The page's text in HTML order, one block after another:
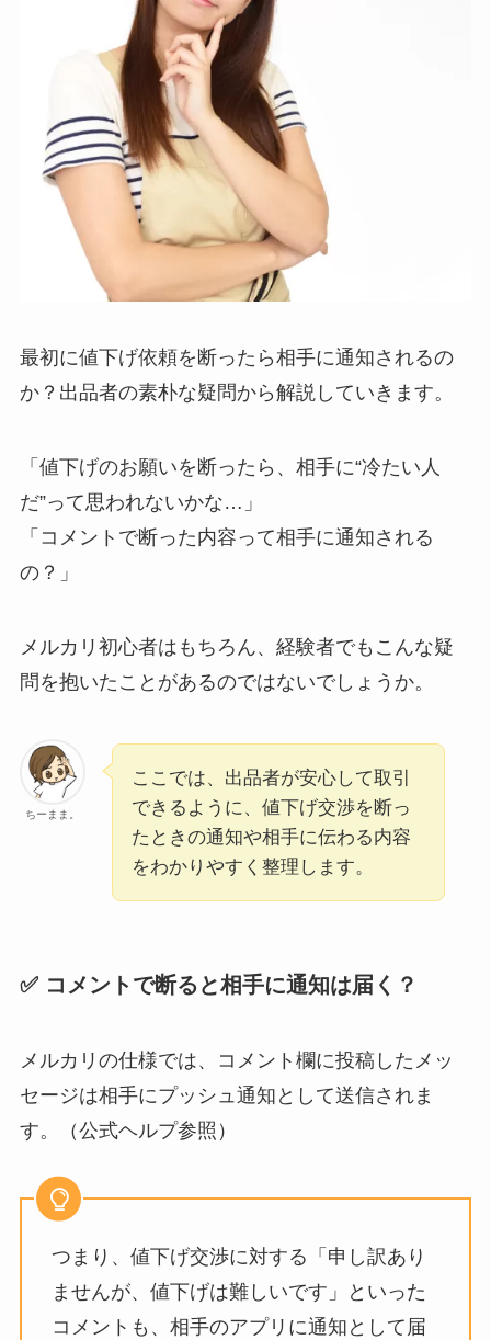
最初に値下げ依頼を断ったら相手に通知されるの
か？出品者の素朴な疑問から解説していきます。
「値下げのお願いを断ったら、相手に“冷たい人
だ”って思われないかな…」
「コメントで断った内容って相手に通知される
の？」
メルカリ初心者はもちろん、経験者でもこんな疑
問を抱いたことがあるのではないでしょうか。
ちーまま。
ここでは、出品者が安心して取引
できるように、値下げ交渉を断っ
たときの通知や相手に伝わる内容
をわかりやすく整理します。
✅ コメントで断ると相手に通知は届く？
メルカリの仕様では、コメント欄に投稿したメッ
セージは相手にプッシュ通知として送信されま
す。（公式ヘルプ参照）
つまり、値下げ交渉に対する「申し訳あり
ませんが、値下げは難しいです」といった
コメントも、相手のアプリに通知として届